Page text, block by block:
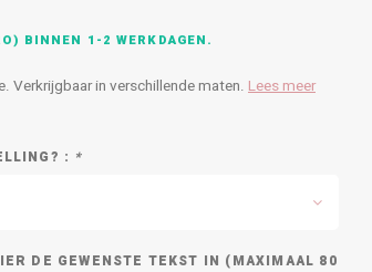
BINNEN 1-2 WERKDAGEN.
Verkrijgbaar in verschillende maten. Lees meer
: *
DE GEWENSTE TEKST IN (MAXIMAAL 80